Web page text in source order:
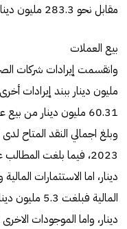
مقابل نحو 283.3 مليون دينار خلال شهر ديسمبر من عام 2022.
بيع العملات
60.31 مليون دينار من بيع عملات.